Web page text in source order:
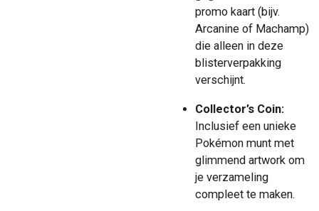
promo kaart (bijv.
Arcanine of Machamp)
die alleen in deze
blisterverpakking
verschijnt.
Collector’s Coin:
Inclusief een unieke
Pokémon munt met
glimmend artwork om
je verzameling
compleet te maken.